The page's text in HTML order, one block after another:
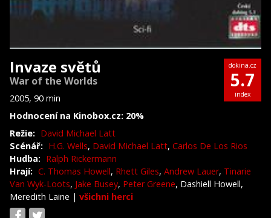
Invaze světů
War of the Worlds
2005, 90 min
Hodnocení na Kinobox.cz: 20%
dokina.cz
5.7
index
Režie: David Michael Latt
Scénář: H.G. Wells, David Michael Latt, Carlos De Los Rios
Hudba: Ralph Rickermann
Hrají: C. Thomas Howell, Rhett Giles, Andrew Lauer, Tinarie
Van Wyk-Loots, Jake Busey, Peter Greene, Dashiell Howell,
Meredith Laine | všichni herci